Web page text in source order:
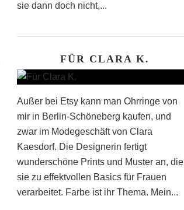
sie dann doch nicht,...
FÜR CLARA K.
Außer bei Etsy kann man Ohrringe von
mir in Berlin-Schöneberg kaufen, und
zwar im Modegeschäft von Clara
Kaesdorf. Die Designerin fertigt
wunderschöne Prints und Muster an, die
sie zu effektvollen Basics für Frauen
verarbeitet. Farbe ist ihr Thema. Mein...